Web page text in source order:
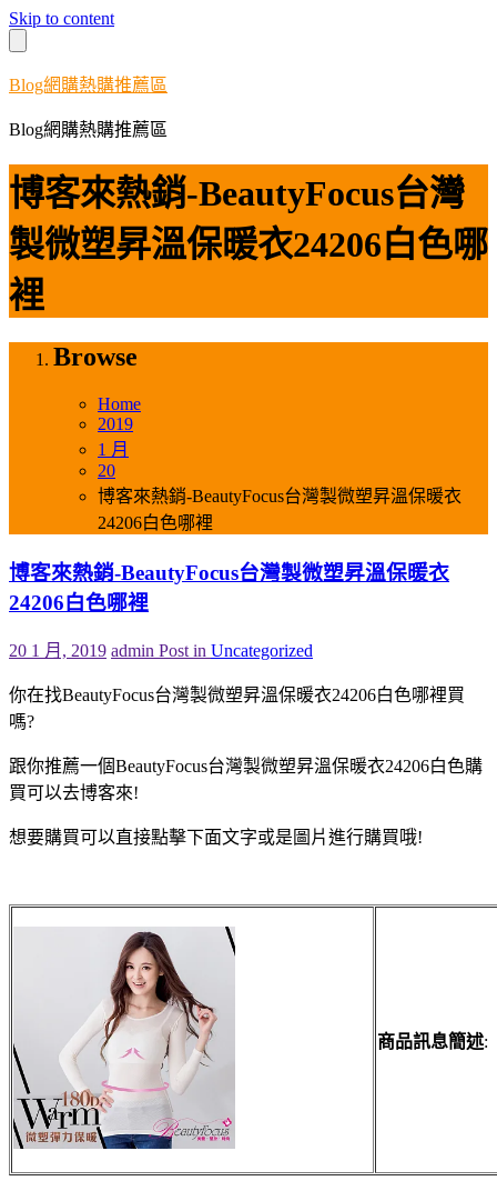
Skip to content
Blog網購熱購推薦區
Blog網購熱購推薦區
博客來熱銷-BeautyFocus台灣
製微塑昇溫保暖衣24206白色哪
裡
Browse
Home
2019
1 月
20
博客來熱銷-BeautyFocus台灣製微塑昇溫保暖衣
24206白色哪裡
博客來熱銷-BeautyFocus台灣製微塑昇溫保暖衣
24206白色哪裡
20 1 月, 2019 admin Post in Uncategorized
你在找BeautyFocus台灣製微塑昇溫保暖衣24206白色哪裡買
嗎?
跟你推薦一個BeautyFocus台灣製微塑昇溫保暖衣24206白色購
買可以去博客來!
想要購買可以直接點擊下面文字或是圖片進行購買哦!
商品訊息簡述: